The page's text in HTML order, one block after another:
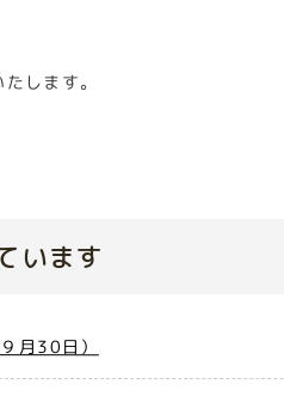
します。
います
月30日）